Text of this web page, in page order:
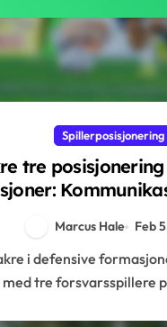
Spillerposisjonering
tre
Marcus Hale Feb
tre forsvarsspillere